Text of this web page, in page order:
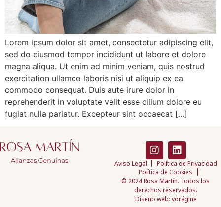
Lorem ipsum dolor sit amet, consectetur adipiscing elit,
sed do eiusmod tempor incididunt ut labore et dolore
magna aliqua. Ut enim ad minim veniam, quis nostrud
exercitation ullamco laboris nisi ut aliquip ex ea
commodo consequat. Duis aute irure dolor in
reprehenderit in voluptate velit esse cillum dolore eu
fugiat nulla pariatur. Excepteur sint occaecat […]
Aviso Legal
Política de Privacidad
Política de Cookies
© 2024 Rosa Martín. Todos los
derechos reservados.
Diseño web: vorágine